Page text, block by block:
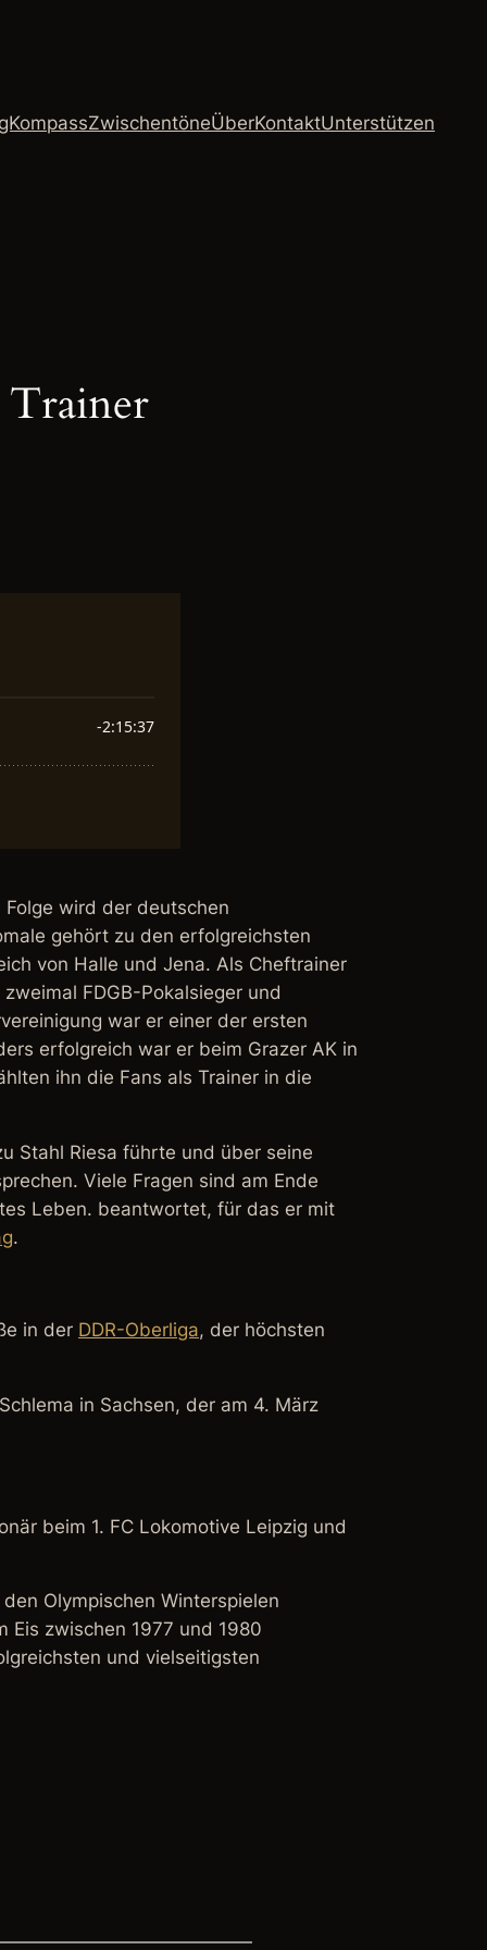
ZwischentöneÜberKontaktUnterstützen
Trainer
wird der deutschen
gehört zu den erfolgreichsten
von Halle und Jena. Als Cheftrainer
FDGB-Pokalsieger und
war er einer der ersten
erfolgreich war er beim Grazer AK in
ihn die Fans als Trainer in die
Stahl Riesa führte und über seine
Viele Fragen sind am Ende
Leben. beantwortet, für das er mit
.
in der DDR-Oberliga, der höchsten
in Sachsen, der am 4. März
beim 1. FC Lokomotive Leipzig und
Olympischen Winterspielen
Eis zwischen 1977 und 1980
und vielseitigsten